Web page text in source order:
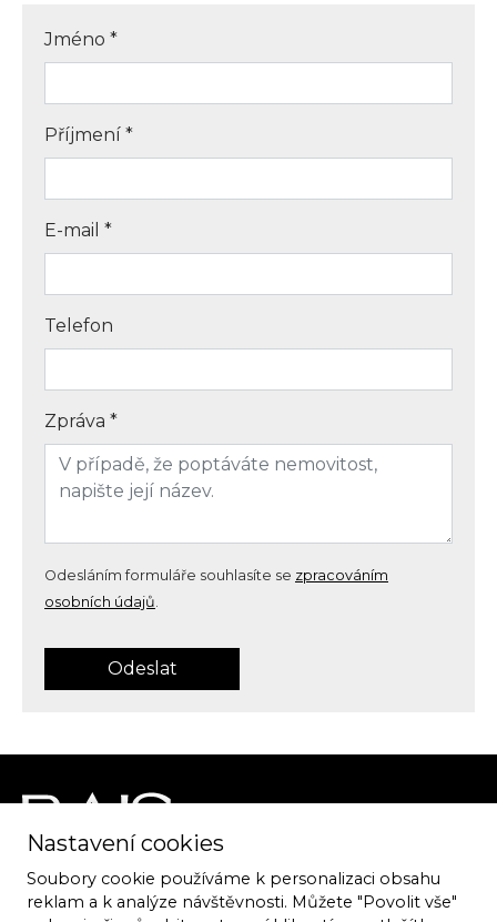
Jméno *
Příjmení *
E-mail *
Telefon
Zpráva *
Odesláním formuláře souhlasíte se zpracováním
osobních údajů
Odeslat
ATELIER RAIS
Špitálka 8, 602 00 Brno
Nastavení cookies
Soubory cookie používáme k personalizaci obsahu
reklam a k analýze návštěvnosti. Můžete "Povolit vše"